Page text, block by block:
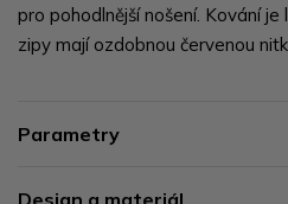
pro pohodlnější nošení. Kování je
zipy mají ozdobnou červenou
Parametry
Design a materiál